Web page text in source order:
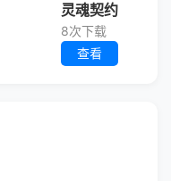
灵魂契约
8次下载
查看